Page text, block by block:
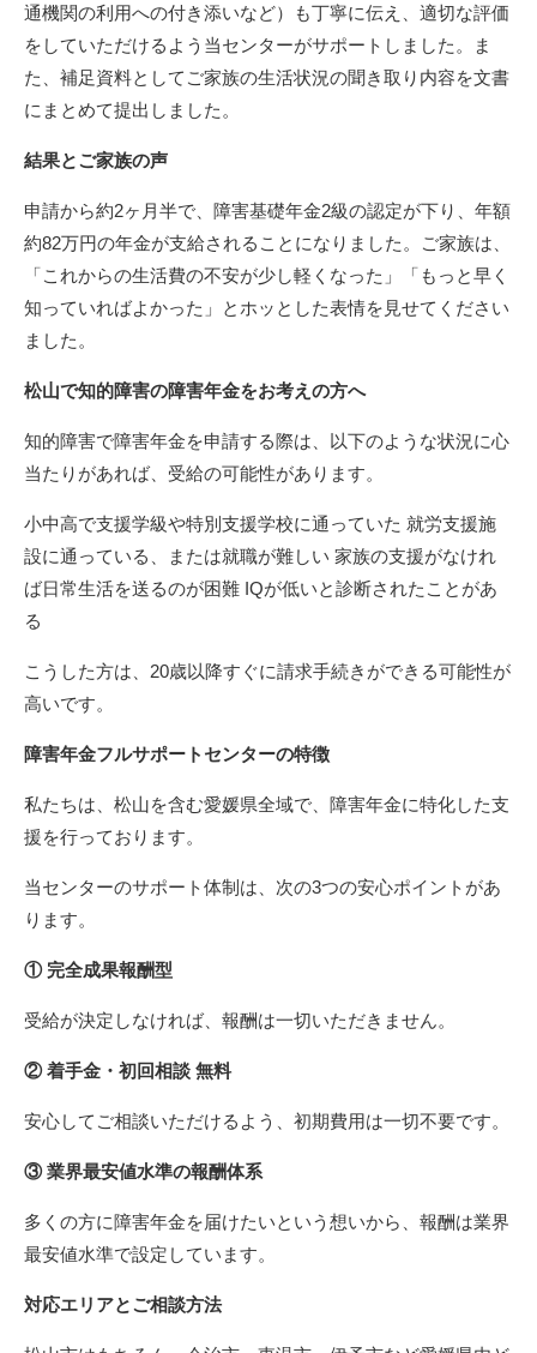
通機関の利用への付き添いなど）も丁寧に伝え、適切な評価
をしていただけるよう当センターがサポートしました。ま
た、補足資料としてご家族の生活状況の聞き取り内容を文書
にまとめて提出しました。
結果とご家族の声
申請から約2ヶ月半で、障害基礎年金2級の認定が下り、年額
約82万円の年金が支給されることになりました。ご家族は、
「これからの生活費の不安が少し軽くなった」「もっと早く
知っていればよかった」とホッとした表情を見せてください
ました。
松山で知的障害の障害年金をお考えの方へ
知的障害で障害年金を申請する際は、以下のような状況に心
当たりがあれば、受給の可能性があります。
小中高で支援学級や特別支援学校に通っていた 就労支援施
設に通っている、または就職が難しい 家族の支援がなけれ
ば日常生活を送るのが困難 IQが低いと診断されたことがあ
る
こうした方は、20歳以降すぐに請求手続きができる可能性が
高いです。
障害年金フルサポートセンターの特徴
私たちは、松山を含む愛媛県全域で、障害年金に特化した支
援を行っております。
当センターのサポート体制は、次の3つの安心ポイントがあ
ります。
① 完全成果報酬型
受給が決定しなければ、報酬は一切いただきません。
② 着手金・初回相談 無料
安心してご相談いただけるよう、初期費用は一切不要です。
③ 業界最安値水準の報酬体系
多くの方に障害年金を届けたいという想いから、報酬は業界
最安値水準で設定しています。
対応エリアとご相談方法